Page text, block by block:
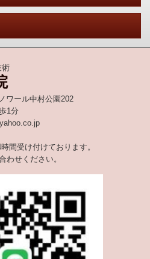
術
ワール中村公園202
1分
間受け付けております。
わせください。